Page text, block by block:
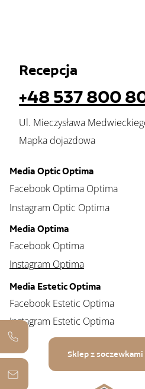
Recepcja
+48 537 800
Ul. Mieczysława
Mapka dojazdowa
Media Optima
Facebook Optima
Instagram Optima
Media Optic Optima
Facebook Optima Optima
Instagram Optic Optima
Media Estetic Optima
Facebook Estetic Optima
Instagram Estetic Optima
Sklep z